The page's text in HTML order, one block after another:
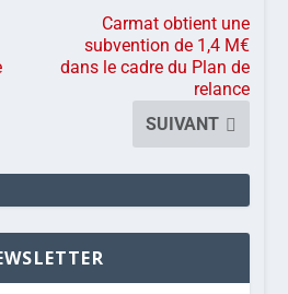
Carmat obtient une
subvention de 1,4 M€
dans le cadre du Plan de
relance
SUIVANT